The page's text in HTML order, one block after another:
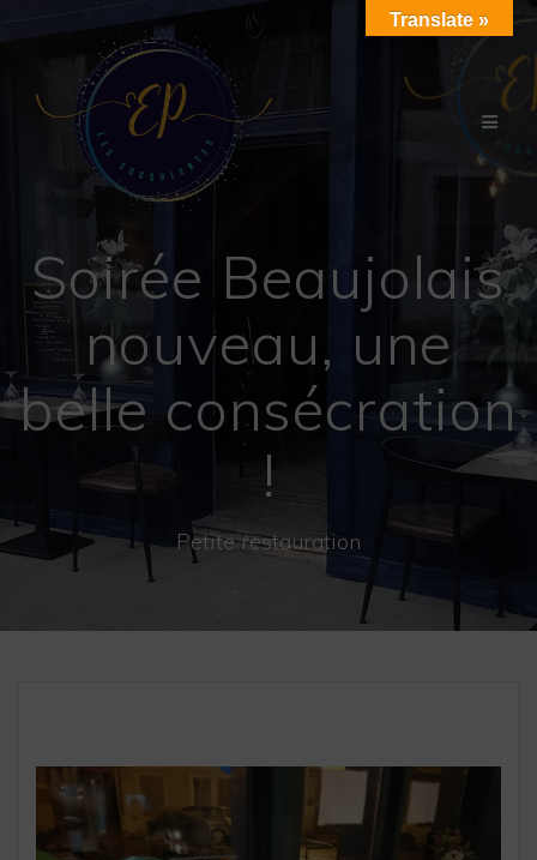
Soirée Beaujolais
nouveau, une
belle consécration
!
Petite restauration
Translate »